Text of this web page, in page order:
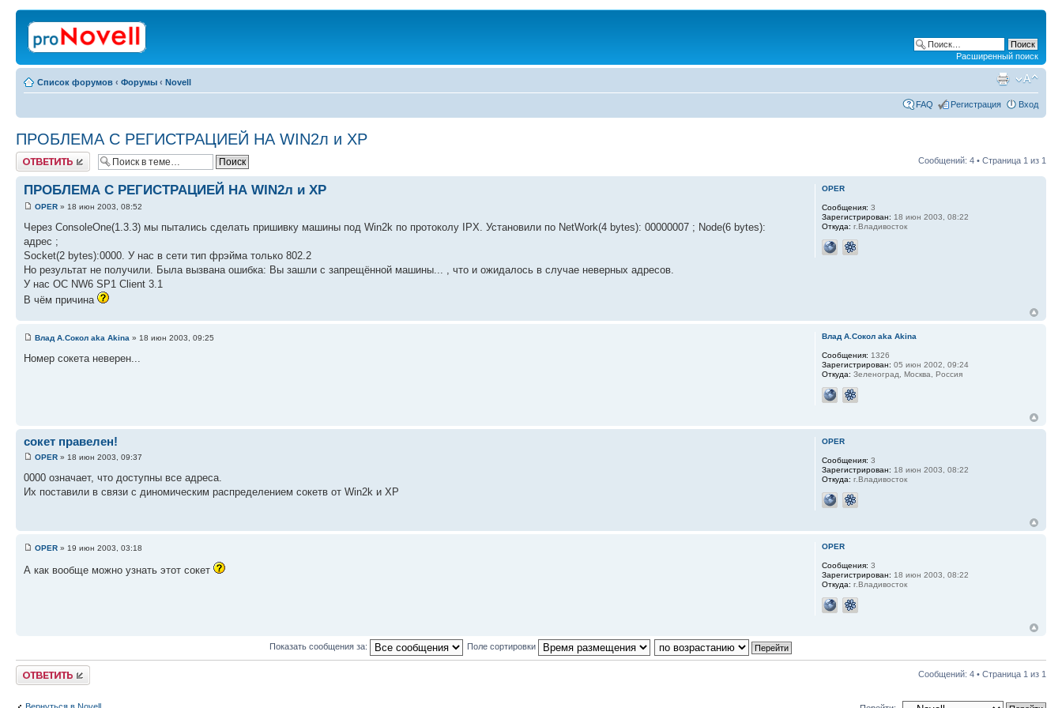
Расширенный поиск
Список форумов ‹ Форумы ‹ Novell
FAQ Регистрация Вход
ПРОБЛЕМА С РЕГИСТРАЦИЕЙ НА WIN2л и XP
Ответить Сообщений: 4 • Страница 1 из 1
ПРОБЛЕМА С РЕГИСТРАЦИЕЙ НА WIN2л и XP
OPER » 18 июн 2003, 08:52
Через ConsoleOne(1.3.3) мы пытались сделать пришивку машины под Win2k по протоколу IPX. Установили по NetWork(4 bytes): 00000007 ; Node(6 bytes):
адрес ;
Socket(2 bytes):0000. У нас в сети тип фрэйма только 802.2
Но результат не получили. Была вызвана ошибка: Вы зашли с запрещённой машины... , что и ожидалось в случае неверных адресов.
У нас ОС NW6 SP1 Client 3.1
В чём причина
OPER
Сообщения: 3
Зарегистрирован: 18 июн 2003, 08:22
Откуда: г.Владивосток
Влад А.Сокол aka Akina » 18 июн 2003, 09:25
Номер сокета неверен...
Влад А.Сокол aka Akina
Сообщения: 1326
Зарегистрирован: 05 июн 2002, 09:24
Откуда: Зеленоград, Москва, Россия
сокет правелен!
OPER » 18 июн 2003, 09:37
0000 означает, что доступны все адреса.
Их поставили в связи с диномическим распределением сокетв от Win2k и XP
OPER
Сообщения: 3
Зарегистрирован: 18 июн 2003, 08:22
Откуда: г.Владивосток
OPER » 19 июн 2003, 03:18
А как вообще можно узнать этот сокет
OPER
Сообщения: 3
Зарегистрирован: 18 июн 2003, 08:22
Откуда: г.Владивосток
Показать сообщения за: Поле сортировки
Ответить Сообщений: 4 • Страница 1 из 1
Вернуться в Novell